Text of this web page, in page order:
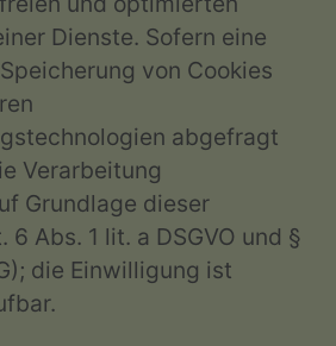
Dienste. Sofern eine
von Cookies
abgefragt
Verarbeitung
Grundlage dieser
Abs. 1 lit. a DSGVO und §
die Einwilligung ist